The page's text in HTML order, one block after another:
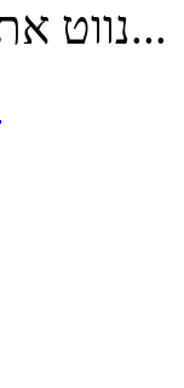
נווט את האניה שלך דרך...